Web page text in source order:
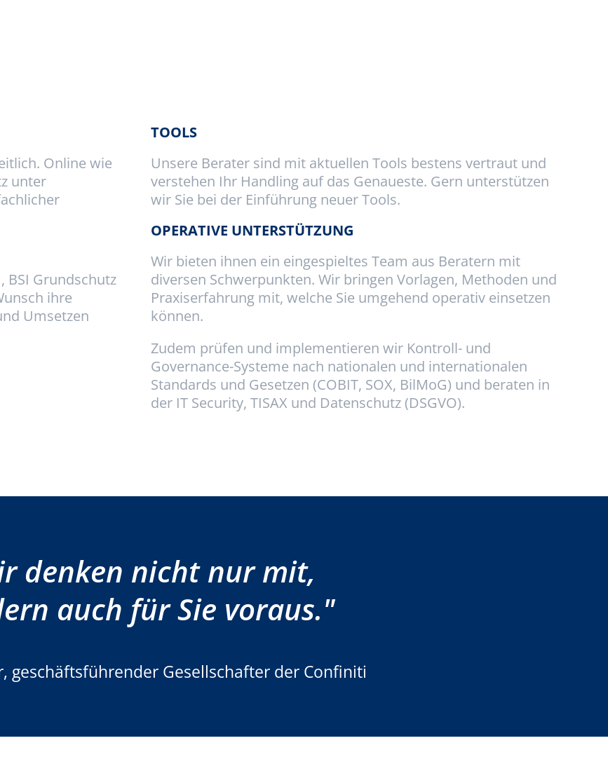
Online wie
unter
BSI Grundschutz
ihre
Umsetzen
TOOLS
Unsere Berater sind mit aktuellen Tools bestens vertraut und
verstehen Ihr Handling auf das Genaueste. Gern unterstützen
wir Sie bei der Einführung neuer Tools.
OPERATIVE UNTERSTÜTZUNG
Wir bieten ihnen ein eingespieltes Team aus Beratern mit
diversen Schwerpunkten. Wir bringen Vorlagen, Methoden und
Praxiserfahrung mit, welche Sie umgehend operativ einsetzen
können.
Zudem prüfen und implementieren wir Kontroll- und
Governance-Systeme nach nationalen und internationalen
Standards und Gesetzen (COBIT, SOX, BilMoG) und beraten in
der IT Security, TISAX und Datenschutz (DSGVO).
denken nicht nur mit,
auch für Sie voraus."
geschäftsführender Gesellschafter der Confiniti